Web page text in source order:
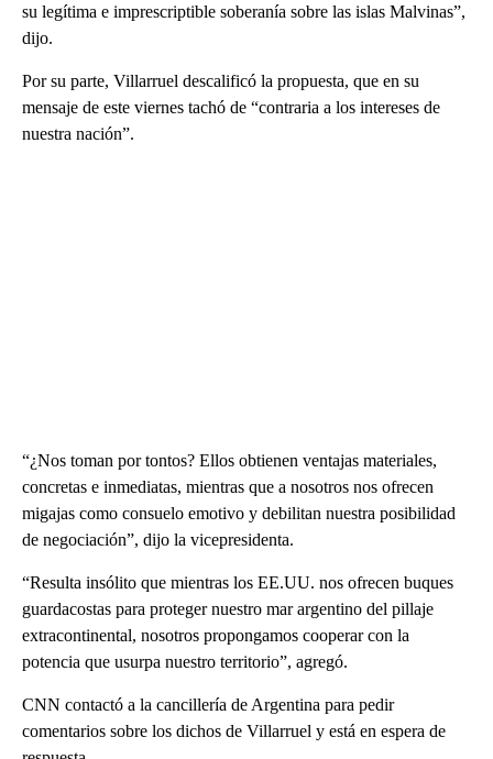
su legítima e imprescriptible soberanía sobre las islas Malvinas”,
dijo.
Por su parte, Villarruel descalificó la propuesta, que en su
mensaje de este viernes tachó de “contraria a los intereses de
nuestra nación”.
“¿Nos toman por tontos? Ellos obtienen ventajas materiales,
concretas e inmediatas, mientras que a nosotros nos ofrecen
migajas como consuelo emotivo y debilitan nuestra posibilidad
de negociación”, dijo la vicepresidenta.
“Resulta insólito que mientras los EE.UU. nos ofrecen buques
guardacostas para proteger nuestro mar argentino del pillaje
extracontinental, nosotros propongamos cooperar con la
potencia que usurpa nuestro territorio”, agregó.
CNN contactó a la cancillería de Argentina para pedir
comentarios sobre los dichos de Villarruel y está en espera de